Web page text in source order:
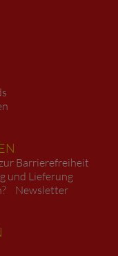
Barrierefreiheit
und Lieferung
Newsletter